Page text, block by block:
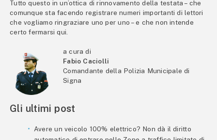
Tutto questo in un’ottica di rinnovamento della testata – che
comunque sta facendo registrare numeri importanti di lettori
che vogliamo ringraziare uno per uno – e che non intende
certo fermarsi qui.
a cura di
Fabio Caciolli
Comandante della Polizia Municipale di
Signa
Gli ultimi post
Avere un veicolo 100% elettrico? Non dà il diritto